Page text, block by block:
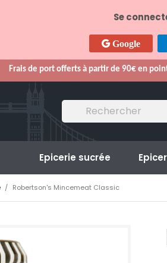
Se
Google
Frais de port offerts à partir de 90€ en
Epicerie sucrée
Robertson's Mincemeat Classic